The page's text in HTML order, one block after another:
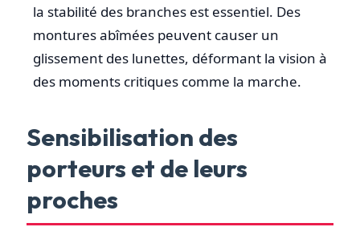
la stabilité des branches est essentiel. Des
montures abîmées peuvent causer un
glissement des lunettes, déformant la vision à
des moments critiques comme la marche.
Sensibilisation des
porteurs et de leurs
proches